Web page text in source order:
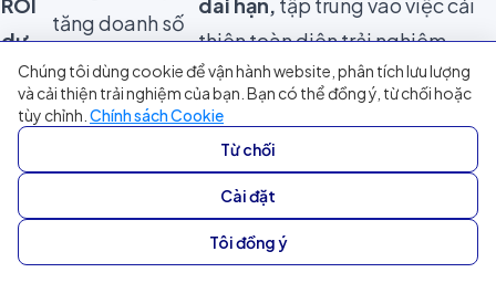
ROI
dự
kiến
tăng doanh số
và hiệu quả từ
các tương tác
chat.
dài hạn, tập trung vào việc cải
thiện toàn diện trải nghiệm
khách hàng, tăng CLV và giảm
tỷ lệ rời bỏ.
Nên lựa chọn Fchat hay Filum.ai
Việc lựa chọn giữa Fchat và Filum.ai phụ thuộc rất lớn
vào giai đoạn phát triển, mục tiêu chiến lược và mức
độ ưu tiên của doanh nghiệp bạn đối với hoạt động
Chúng tôi dùng cookie để vận hành website, phân tích lưu lượng
và cải thiện trải nghiệm của bạn. Bạn có thể đồng ý, từ chối hoặc
tùy chỉnh. Chính sách Cookie
Từ chối
Cài đặt
Tôi đồng ý